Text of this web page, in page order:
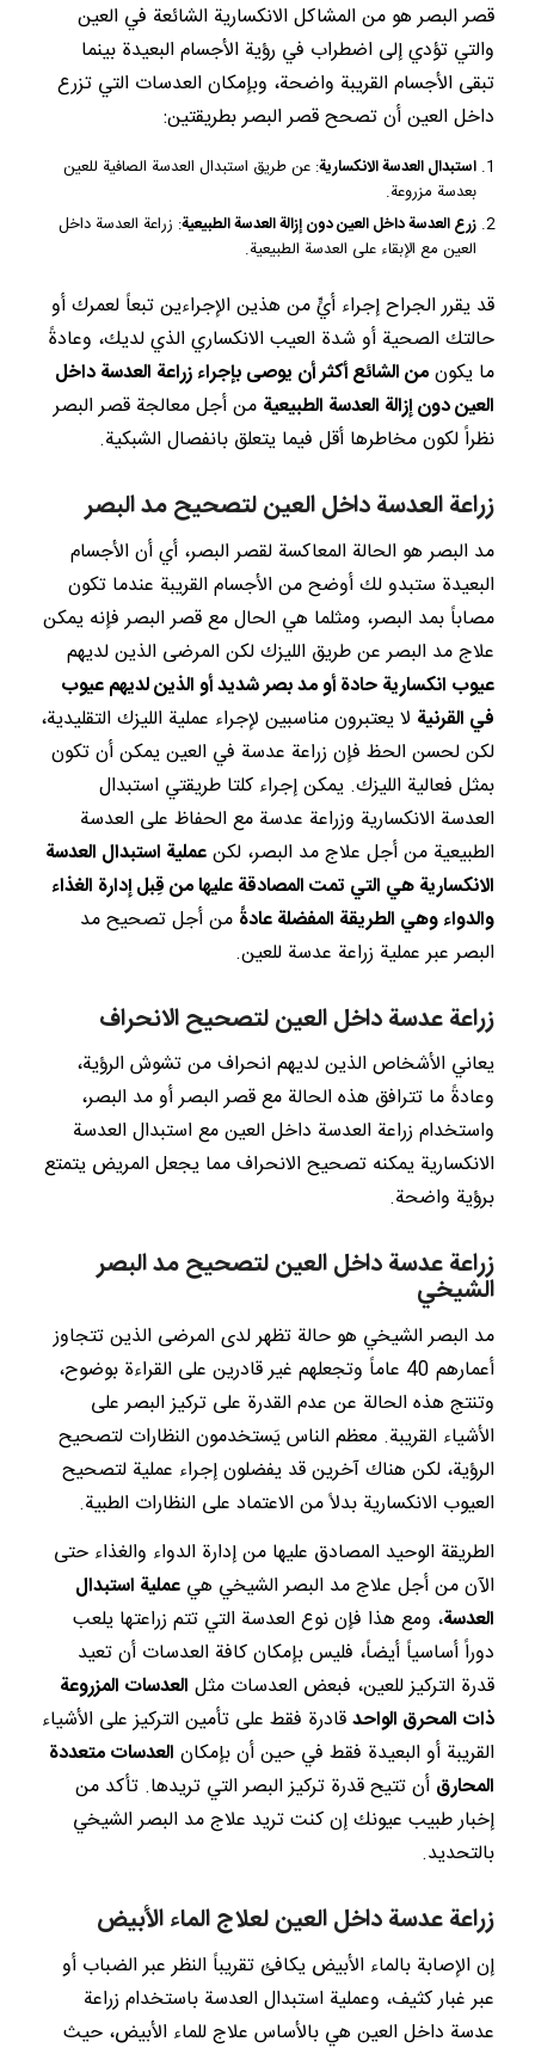
قصر البصر هو من المشاكل الانكسارية الشائعة في العين
والتي تؤدي إلى اضطراب في رؤية الأجسام البعيدة بينما
تبقى الأجسام القريبة واضحة، وبإمكان العدسات التي تزرع
داخل العين أن تصحح قصر البصر بطريقتين:
استبدال العدسة الانكسارية: عن طريق استبدال العدسة الصافية للعين
بعدسة مزروعة.
زرع العدسة داخل العين دون إزالة العدسة الطبيعية: زراعة العدسة داخل
العين مع الإبقاء على العدسة الطبيعية.
قد يقرر الجراح إجراء أيٍّ من هذين الإجراءين تبعاً لعمرك أو
حالتك الصحية أو شدة العيب الانكساري الذي لديك، وعادةً
ما يكونمن الشائع أكثر أن يوصى بإجراء زراعة العدسة داخل
العين دون إزالة العدسة الطبيعية من أجل معالجة قصر البصر
نظراً لكون مخاطرها أقل فيما يتعلق بانفصال الشبكية.
زراعة العدسة داخل العين لتصحيح مد البصر
مد البصر هو الحالة المعاكسة لقصر البصر، أي أن الأجسام
البعيدة ستبدو لك أوضح من الأجسام القريبة عندما تكون
مصاباً بمد البصر، ومثلما هي الحال مع قصر البصر فإنه يمكن
علاج مد البصر عن طريق الليزك لكن المرضى الذين لديهم
عيوب انكسارية حادة أو مد بصر شديد أو الذين لديهم عيوب
في القرنية لا يعتبرون مناسبين لإجراء عملية الليزك التقليدية،
لكن لحسن الحظ فإن زراعة عدسة في العين يمكن أن تكون
بمثل فعالية الليزك. يمكن إجراء كلتا طريقتي استبدال
العدسة الانكسارية وزراعة عدسة مع الحفاظ على العدسة
الطبيعية من أجل علاج مد البصر، لكنعملية استبدال العدسة
الانكسارية هي التي تمت المصادقة عليها من قِبل إدارة الغذاء
والدواء وهي الطريقة المفضلة عادةً من أجل تصحيح مد
البصر عبر عملية زراعة عدسة للعين.
زراعة عدسة داخل العين لتصحيح الانحراف
يعاني الأشخاص الذين لديهم انحراف من تشوش الرؤية،
وعادةً ما تترافق هذه الحالة مع قصر البصر أو مد البصر،
واستخدام زراعة العدسة داخل العين مع استبدال العدسة
الانكسارية يمكنه تصحيح الانحراف مما يجعل المريض يتمتع
برؤية واضحة.
زراعة عدسة داخل العين لتصحيح مد البصر
الشيخي
مد البصر الشيخي هو حالة تظهر لدى المرضى الذين تتجاوز
أعمارهم 40 عاماً وتجعلهم غير قادرين على القراءة بوضوح،
وتنتج هذه الحالة عن عدم القدرة على تركيز البصر على
الأشياء القريبة. معظم الناس يَستخدمون النظارات لتصحيح
الرؤية، لكن هناك آخرين قد يفضلون إجراء عملية لتصحيح
العيوب الانكسارية بدلاً من الاعتماد على النظارات الطبية.
الطريقة الوحيد المصادق عليها من إدارة الدواء والغذاء حتى
الآن من أجل علاج مد البصر الشيخي هي عملية استبدال
العدسة، ومع هذا فإن نوع العدسة التي تتم زراعتها يلعب
دوراً أساسياً أيضاً، فليس بإمكان كافة العدسات أن تعيد
قدرة التركيز للعين، فبعض العدسات مثل العدسات المزروعة
ذات المحرق الواحدقادرة فقط على تأمين التركيز على الأشياء
القريبة أو البعيدة فقط في حين أن بإمكان العدسات متعددة
المحارق أن تتيح قدرة تركيز البصر التي تريدها. تأكد من
إخبار طبيب عيونك إن كنت تريد علاج مد البصر الشيخي
بالتحديد.
زراعة عدسة داخل العين لعلاج الماء الأبيض
إن الإصابة بالماء الأبيض يكافئ تقريباً النظر عبر الضباب أو
عبر غبار كثيف، وعملية استبدال العدسة باستخدام زراعة
عدسة داخل العين هي بالأساس علاج للماء الأبيض، حيث